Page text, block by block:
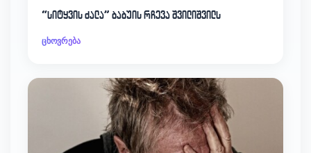
“სიტყვის ძალა” ბაბუის რჩევა შვილიშვილს
ცხოვრება